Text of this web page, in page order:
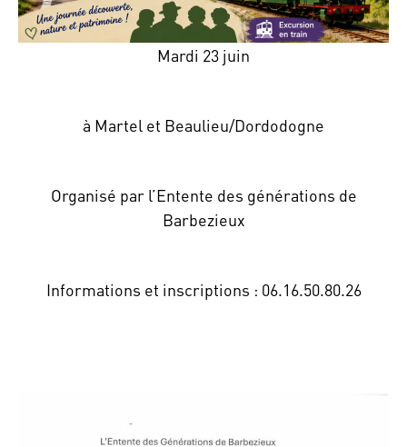
Mardi 23 juin
à Martel et Beaulieu/Dordodogne
Organisé par l’Entente des générations de
Barbezieux
Informations et inscriptions : 06.16.50.80.26